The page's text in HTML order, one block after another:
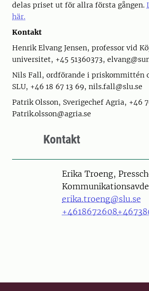
delas priset ut för allra första gången.
här.
Kontakt
Henrik Elvang Jensen, professor vid
universitet, +45 51360373,
Nils Fall, ordförande i priskommittén
SLU, +46 18 67 13 69, nils.fall@slu.se
Patrik Olsson, Sverigechef Agria, +46
Patrik.olsson@agria.se
Kontakt
PersonErika Troeng,
erika.troeng@slu.se
+4618672608